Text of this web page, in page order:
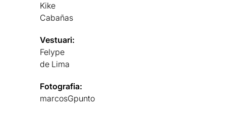
Kike
Cabañas
Vestuari:
Felype
de Lima
Fotografia:
marcosGpunto